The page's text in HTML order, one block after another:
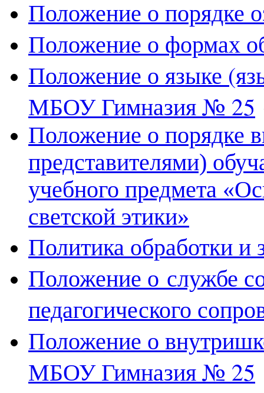
Положение о порядке
Положение о формах
Положение о языке
МБОУ Гимназия № 25
Положение о порядке
представителями)
учебного предмета
светской этики»
Политика обработки
Положение о службе
педагогического
Положение о
МБОУ Гимназия № 25